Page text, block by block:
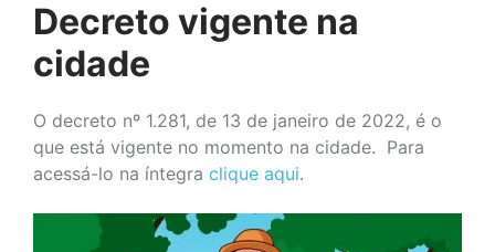
Decreto vigente na
cidade
O decreto nº 1.281, de 13 de janeiro de 2022, é o
que está vigente no momento na cidade. Para
acessá-lo na íntegra clique aqui.